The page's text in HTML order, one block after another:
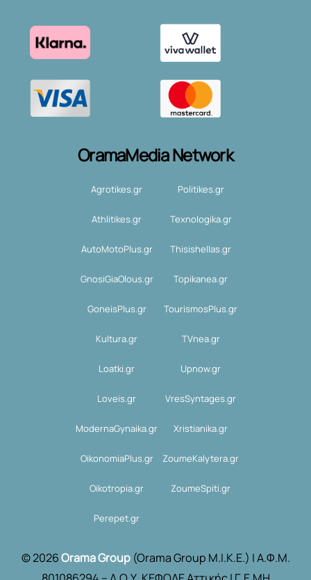
OramaMedia Network
Agrotikes.gr Politikes.gr
Athlitikes.gr Texnologika.gr
AutoMotoPlus.gr Thisishellas.gr
GnosiGiaOlous.gr Topikanea.gr
GoneisPlus.gr TourismosPlus.gr
Kultura.gr TVnea.gr
Loatki.gr Upnow.gr
Loveis.gr VresSyntages.gr
ModernaGynaika.gr Xristianika.gr
OikonomiaPlus.gr ZoumeKalytera.gr
Oikotropia.gr ZoumeSpiti.gr
Perepet.gr
© 2026Orama Group(Orama Group Μ.Ι.Κ.Ε.) | Α.Φ.Μ.